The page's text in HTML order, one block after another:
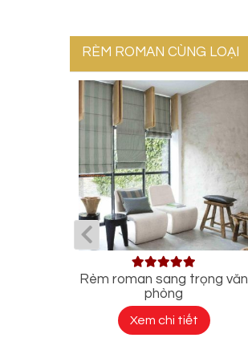
RÈM ROMAN CÙNG LOẠI
Rèm roman sang trọng văn
phòng
Xem chi tiết